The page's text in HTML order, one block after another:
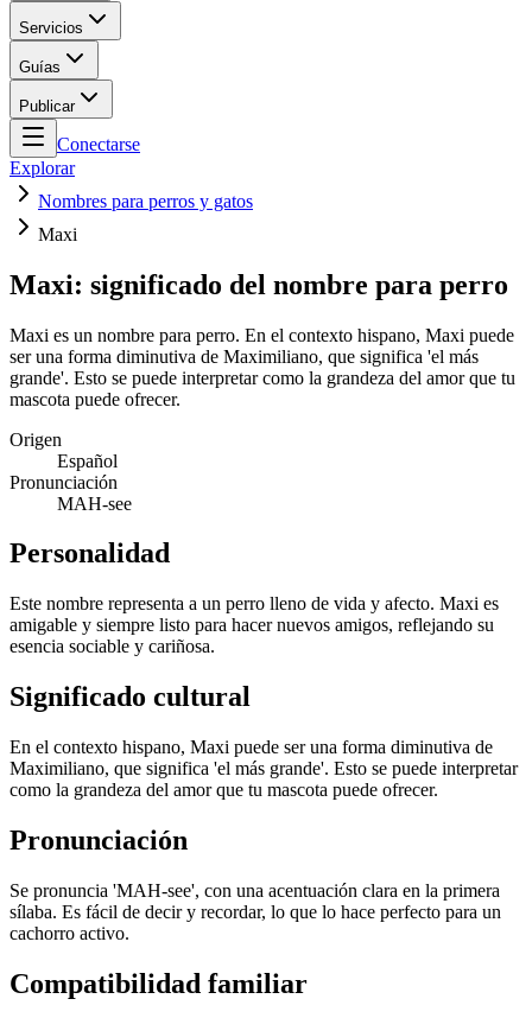
Servicios
Guías
Publicar
Conectarse
Explorar
Nombres para perros y gatos
Maxi
Maxi: significado del nombre para perro
Maxi es un nombre para perro. En el contexto hispano, Maxi puede
ser una forma diminutiva de Maximiliano, que significa 'el más
grande'. Esto se puede interpretar como la grandeza del amor que tu
mascota puede ofrecer.
Origen
Español
Pronunciación
MAH-see
Personalidad
Este nombre representa a un perro lleno de vida y afecto. Maxi es
amigable y siempre listo para hacer nuevos amigos, reflejando su
esencia sociable y cariñosa.
Significado cultural
En el contexto hispano, Maxi puede ser una forma diminutiva de
Maximiliano, que significa 'el más grande'. Esto se puede interpretar
como la grandeza del amor que tu mascota puede ofrecer.
Pronunciación
Se pronuncia 'MAH-see', con una acentuación clara en la primera
sílaba. Es fácil de decir y recordar, lo que lo hace perfecto para un
cachorro activo.
Compatibilidad familiar